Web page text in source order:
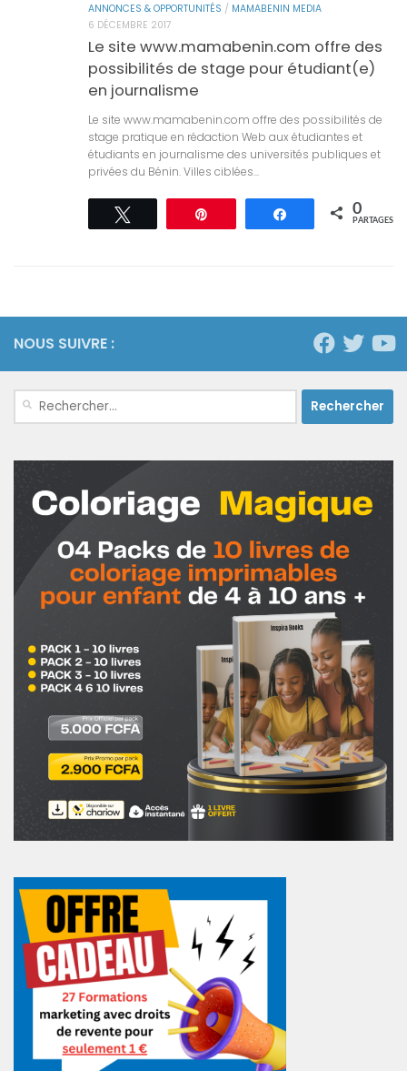
ANNONCES & OPPORTUNITÉS / MAMABENIN MEDIA
6 DÉCEMBRE 2017
Le site www.mamabenin.com offre des
possibilités de stage pour étudiant(e)
en journalisme
Le site www.mamabenin.com offre des possibilités de
stage pratique en rédaction Web aux étudiantes et
étudiants en journalisme des universités publiques et
privées du Bénin. Villes ciblées...
Partagez 0
PARTAGES
NOUS SUIVRE :
Rechercher :